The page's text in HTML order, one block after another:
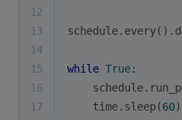
12
13
14
15
while True:
16
17
    time.sleep(
60)